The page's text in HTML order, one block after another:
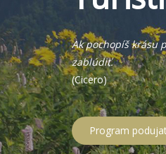
Ak pochopíš krásu
zablúdiť.
(Cicero)
Program